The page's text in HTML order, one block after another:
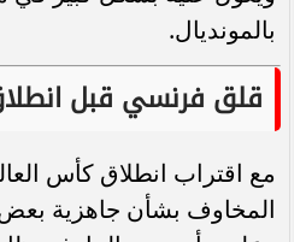
بالمونديال.
قلق فرنسي قبل
المخاوف بشأن جاهزية بعض